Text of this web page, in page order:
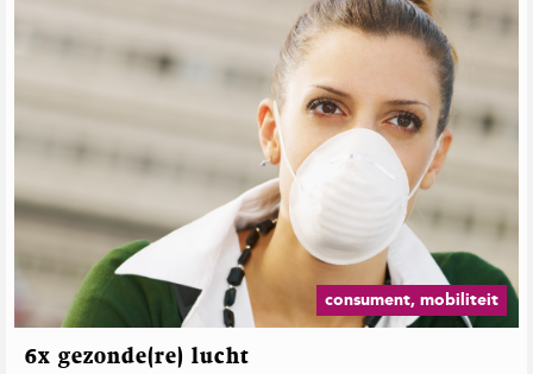
consument, mobiliteit
6x gezonde(re) lucht